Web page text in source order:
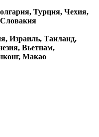
Турция, Чехия,
Израиль, Таиланд,
Вьетнам,
Макао